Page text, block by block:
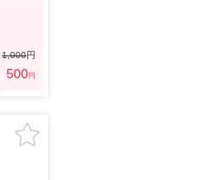
1,000円
500円